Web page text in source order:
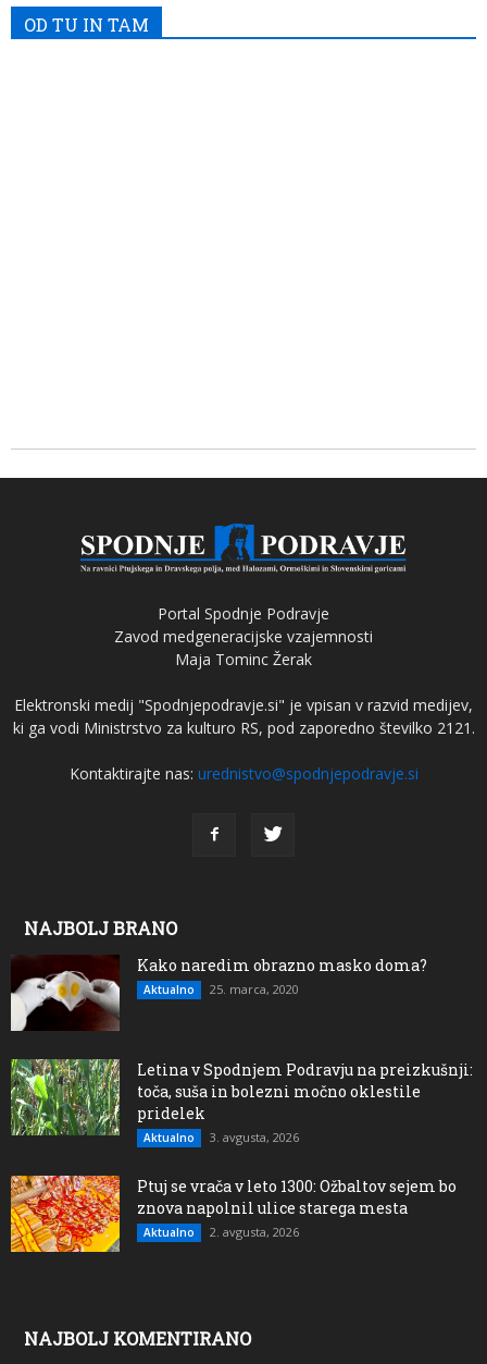
OD TU IN TAM
Portal Spodnje Podravje
Zavod medgeneracijske vzajemnosti
Maja Tominc Žerak
Elektronski medij "Spodnjepodravje.si" je vpisan v razvid medijev,
ki ga vodi Ministrstvo za kulturo RS, pod zaporedno številko 2121.
Kontaktirajte nas: urednistvo@spodnjepodravje.si
NAJBOLJ BRANO
Kako naredim obrazno masko doma?
Aktualno 25. marca, 2020
Letina v Spodnjem Podravju na preizkušnji:
toča, suša in bolezni močno oklestile
pridelek
Aktualno 3. avgusta, 2026
Ptuj se vrača v leto 1300: Ožbaltov sejem bo
znova napolnil ulice starega mesta
Aktualno 2. avgusta, 2026
NAJBOLJ KOMENTIRANO